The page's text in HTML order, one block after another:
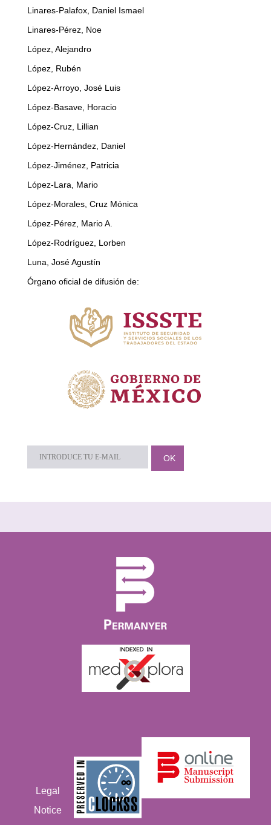
Linares-Palafox, Daniel Ismael
Linares-Pérez, Noe
López, Alejandro
López, Rubén
López-Arroyo, José Luis
López-Basave, Horacio
López-Cruz, Lillian
López-Hernández, Daniel
López-Jiménez, Patricia
López-Lara, Mario
López-Morales, Cruz Mónica
López-Pérez, Mario A.
López-Rodríguez, Lorben
Luna, José Agustín
Órgano oficial de difusión de:
Legal
Notice